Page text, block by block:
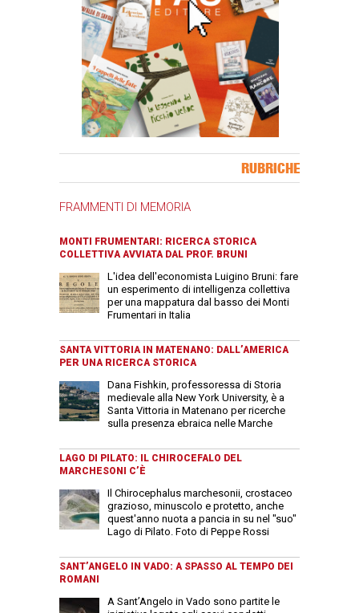
RUBRICHE
FRAMMENTI DI MEMORIA
MONTI FRUMENTARI: RICERCA STORICA
COLLETTIVA AVVIATA DAL PROF. BRUNI
L'idea dell'economista Luigino Bruni: fare
un esperimento di intelligenza collettiva
per una mappatura dal basso dei Monti
Frumentari in Italia
SANTA VITTORIA IN MATENANO: DALL’AMERICA
PER UNA RICERCA STORICA
Dana Fishkin, professoressa di Storia
medievale alla New York University, è a
Santa Vittoria in Matenano per ricerche
sulla presenza ebraica nelle Marche
LAGO DI PILATO: IL CHIROCEFALO DEL
MARCHESONI C’È
Il Chirocephalus marchesonii, crostaceo
grazioso, minuscolo e protetto, anche
quest'anno nuota a pancia in su nel "suo"
Lago di Pilato. Foto di Peppe Rossi
SANT’ANGELO IN VADO: A SPASSO AL TEMPO DEI
ROMANI
A Sant’Angelo in Vado sono partite le